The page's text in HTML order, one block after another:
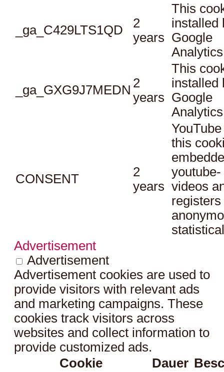
_ga_C429LTS1QD
2
years
This
installed
Google
_ga_GXG9J7MEDN 2
years
This
installed
Google
CONSENT
2
years
this
youtube-
videos
registers
Advertisement
Advertisement
Advertisement cookies are used to
provide visitors with relevant ads
and marketing campaigns. These
cookies track visitors across
websites and collect information to
provide customized ads.
Cookie
Dauer